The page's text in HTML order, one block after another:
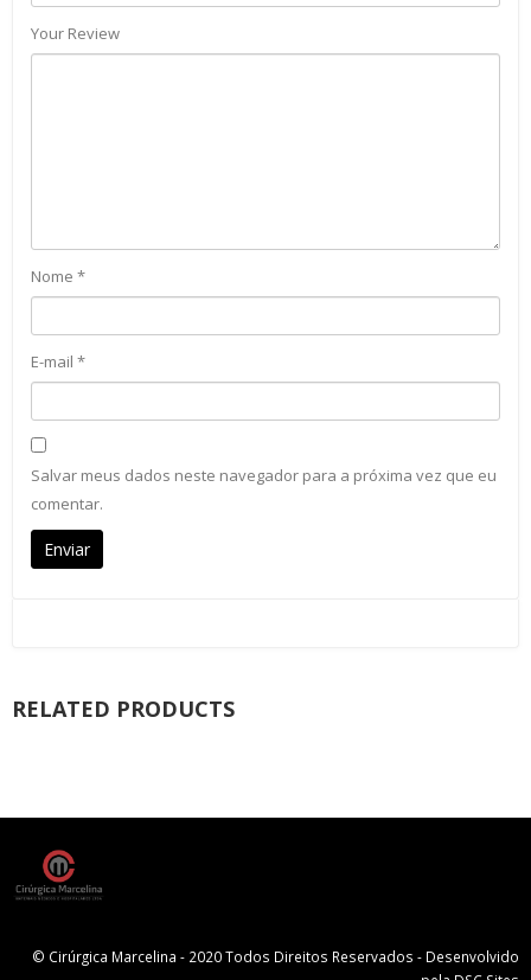
Your Review
Nome *
E-mail *
Salvar meus dados neste navegador para a próxima vez que eu
comentar.
RELATED PRODUCTS
© Cirúrgica Marcelina - 2020 Todos Direitos Reservados - Desenvolvido